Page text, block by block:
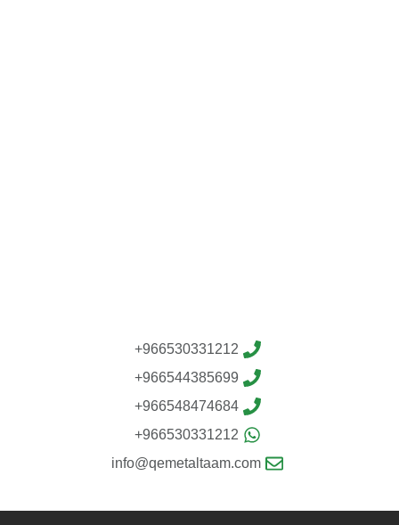
966530331212+
966544385699+
966548474684+
966530331212+
info@qemetaltaam.com